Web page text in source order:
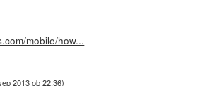
mobile/how...
2013 ob 22:36)